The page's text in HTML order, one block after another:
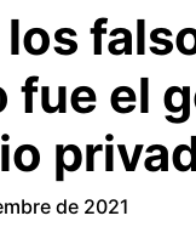
los
fue el
de 2021